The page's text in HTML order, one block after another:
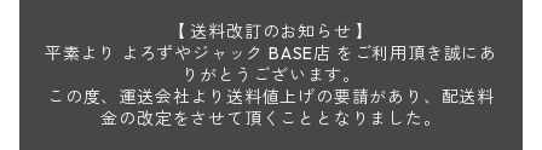
【 送料改訂のお知らせ 】
平素より よろずやジャック BASE店 をご利用頂き誠にあ
りがとうございます。
この度、運送会社より送料値上げの要請があり、配送料
金の改定をさせて頂くこととなりました。